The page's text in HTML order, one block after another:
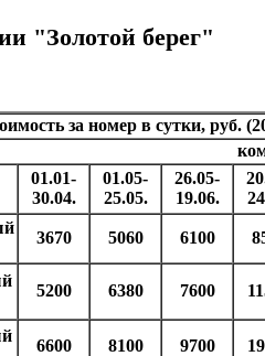
"Золотой берег"
за номер в сутки, руб.
01.01-
30.04.
01.05-
25.05.
26.05-
19.06.
3670 5060 6100
5200 6380 7600
6600 8100 9700